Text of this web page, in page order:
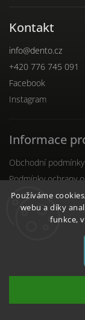
Používáme
webu a díky
funkce,
Kontakt
info@dento.cz
+420 776 745 091
Facebook
Instagram
Informace
Obchodní podmínky
Podmínky ochrany
Reklamační řád
Copyright